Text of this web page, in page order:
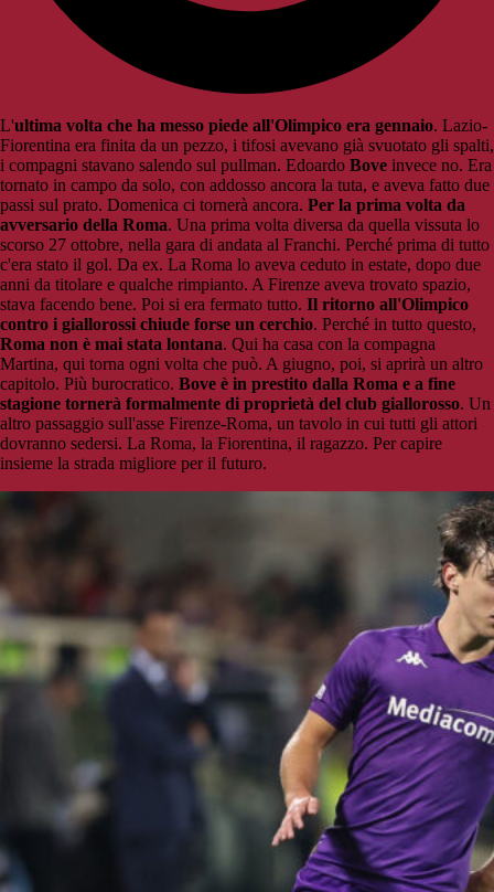
L'ultima volta che ha messo piede all'Olimpico era gennaio. Lazio-
Fiorentina era finita da un pezzo, i tifosi avevano già svuotato gli spalti,
i compagni stavano salendo sul pullman. Edoardo Bove invece no. Era
tornato in campo da solo, con addosso ancora la tuta, e aveva fatto due
passi sul prato. Domenica ci tornerà ancora. Per la prima volta da
avversario della Roma. Una prima volta diversa da quella vissuta lo
scorso 27 ottobre, nella gara di andata al Franchi. Perché prima di tutto
c'era stato il gol. Da ex. La Roma lo aveva ceduto in estate, dopo due
anni da titolare e qualche rimpianto. A Firenze aveva trovato spazio,
stava facendo bene. Poi si era fermato tutto. Il ritorno all'Olimpico
contro i giallorossi chiude forse un cerchio. Perché in tutto questo,
Roma non è mai stata lontana. Qui ha casa con la compagna
Martina, qui torna ogni volta che può. A giugno, poi, si aprirà un altro
capitolo. Più burocratico. Bove è in prestito dalla Roma e a fine
stagione tornerà formalmente di proprietà del club giallorosso. Un
altro passaggio sull'asse Firenze-Roma, un tavolo in cui tutti gli attori
dovranno sedersi. La Roma, la Fiorentina, il ragazzo. Per capire
insieme la strada migliore per il futuro.